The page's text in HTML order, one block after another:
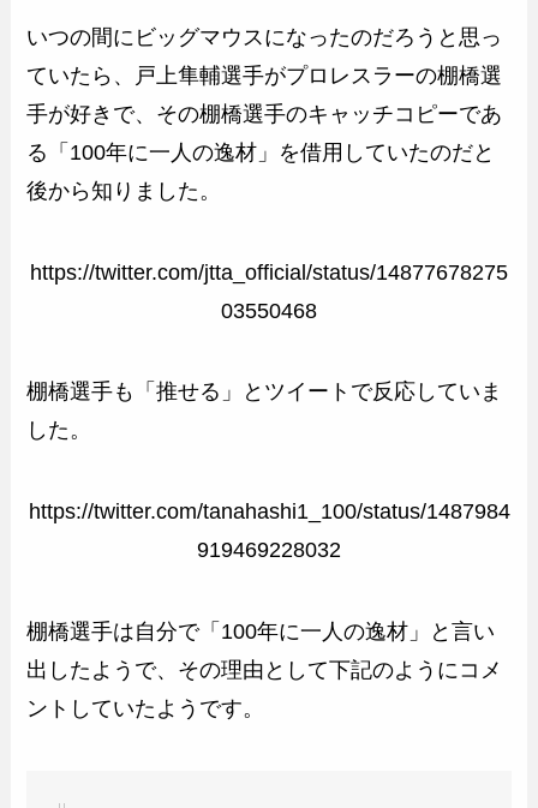
いつの間にビッグマウスになったのだろうと思っ
ていたら、戸上隼輔選手がプロレスラーの棚橋選
手が好きで、その棚橋選手のキャッチコピーであ
る「100年に一人の逸材」を借用していたのだと
後から知りました。
https://twitter.com/jtta_official/status/14877678275
03550468
棚橋選手も「推せる」とツイートで反応していま
した。
https://twitter.com/tanahashi1_100/status/1487984
919469228032
棚橋選手は自分で「100年に一人の逸材」と言い
出したようで、その理由として下記のようにコメ
ントしていたようです。